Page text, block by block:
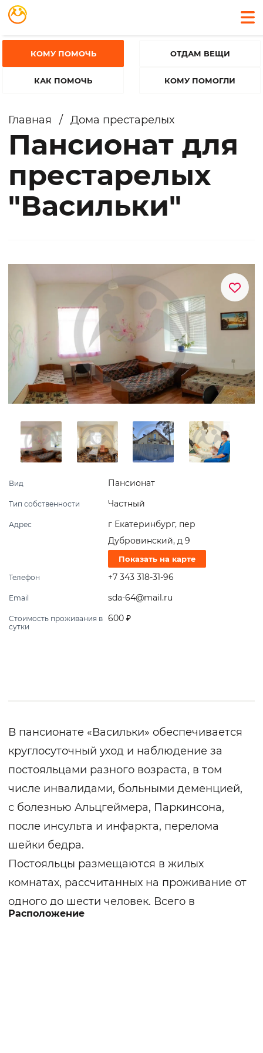
КОМУ ПОМОЧЬ
КАК ПОМОЧЬ
ОТДАМ ВЕЩИ
КОМУ ПОМОГЛИ
Главная / Дома престарелых
Пансионат для
престарелых
"Васильки"
Вид Пансионат
Тип собственности Частный
Адрес
г Екатеринбург, пер
Дубровинский, д 9
Показать на карте
Телефон +7 343 318-31-96
Email sda-64@mail.ru
Стоимость проживания в
сутки
600 ₽
В пансионате «Васильки» обеспечивается
круглосуточный уход и наблюдение за
постояльцами разного возраста, в том
числе инвалидами, больными деменцией,
с болезнью Альцгеймера, Паркинсона,
после инсульта и инфаркта, перелома
шейки бедра.
Постояльцы размещаются в жилых
комнатах, рассчитанных на проживание от
одного до шести человек. Всего в
пансионате двенадцать жилых комнат.
Расположение